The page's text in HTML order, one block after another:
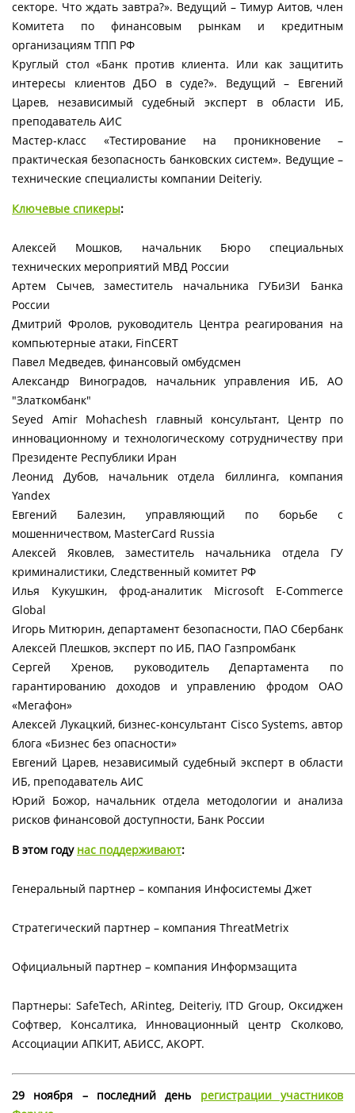
секторе. Что ждать завтра?». Ведущий – Тимур Аитов, член
Комитета по финансовым рынкам и кредитным
организациям ТПП РФ
Круглый стол «Банк против клиента. Или как защитить
интересы клиентов ДБО в суде?». Ведущий – Евгений
Царев, независимый судебный эксперт в области ИБ,
преподаватель АИС
Мастер-класс «Тестирование на проникновение –
практическая безопасность банковских систем». Ведущие –
технические специалисты компании Deiteriy.
Ключевые спикеры:
Алексей Мошков, начальник Бюро специальных
технических мероприятий МВД России
Артем Сычев, заместитель начальника ГУБиЗИ Банка
России
Дмитрий Фролов, руководитель Центра реагирования на
компьютерные атаки, FinCERT
Павел Медведев, финансовый омбудсмен
Александр Виноградов, начальник управления ИБ, АО
"Златкомбанк"
Seyed Amir Mohachesh главный консультант, Центр по
инновационному и технологическому сотрудничеству при
Президенте Республики Иран
Леонид Дубов, начальник отдела биллинга, компания
Yandex
Евгений Балезин, управляющий по борьбе с
мошенничеством, MasterCard Russia
Алексей Яковлев, заместитель начальника отдела ГУ
криминалистики, Следственный комитет РФ
Илья Кукушкин, фрод-аналитик Microsoft E-Commerce
Global
Игорь Митюрин, департамент безопасности, ПАО Сбербанк
Алексей Плешков, эксперт по ИБ, ПАО Газпромбанк
Сергей Хренов, руководитель Департамента по
гарантированию доходов и управлению фродом ОАО
«Мегафон»
Алексей Лукацкий, бизнес-консультант Cisco Systems, автор
блога «Бизнес без опасности»
Евгений Царев, независимый судебный эксперт в области
ИБ, преподаватель АИС
Юрий Божор, начальник отдела методологии и анализа
рисков финансовой доступности, Банк России
В этом году нас поддерживают:
Генеральный партнер – компания Инфосистемы Джет
Стратегический партнер – компания ThreatMetrix
Официальный партнер – компания Информзащита
Партнеры: SafeTech, ARinteg, Deiteriy, ITD Group, Оксиджен
Софтвер, Консалтика, Инновационный центр Сколково,
Ассоциации АПКИТ, АБИСС, АКОРТ.
29 ноября – последний день регистрации участников